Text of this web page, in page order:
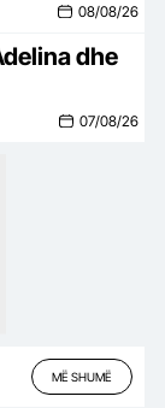
08/08/26
dhe
07/08/26
MË SHUMË